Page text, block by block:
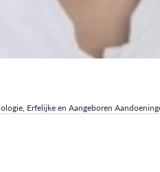
Erfelijke en Aangeboren